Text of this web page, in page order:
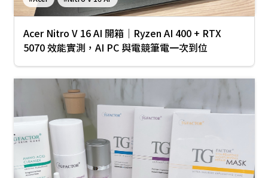
Acer Nitro V 16 AI 開箱｜Ryzen AI 400 + RTX
5070 效能實測，AI PC 與電競筆電一次到位